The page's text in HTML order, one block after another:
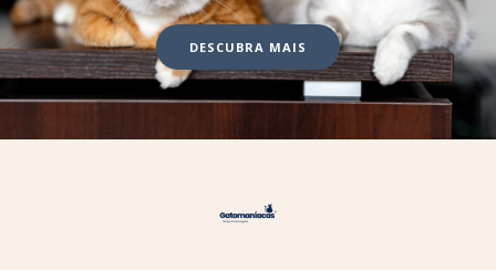
DESCUBRA MAIS